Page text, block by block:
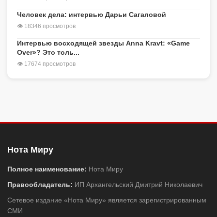
Человек дела: интервью Дарьи Сагаловой
👁 18346 просмотров
Интервью восходящей звезды Anna Kravt: «Game
Over»? Это толь...
👁 17674 просмотров
Нота Миру
Полное наименование: Нота Миру
Правообладатель: ИП Архангельский Дмитрий Николаевич
Сетевое издание «Нота Миру» является зарегистрированным
СМИ